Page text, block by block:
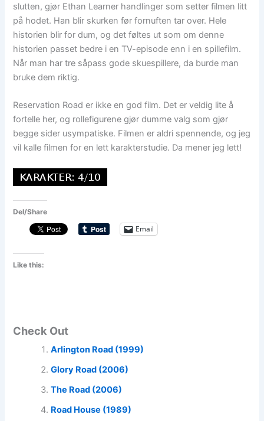
slutten, gjør Ethan Learner handlinger som setter filmen litt
på hodet. Han blir skurken før fornuften tar over. Hele
historien blir for dum, og det føltes ut som om denne
historien passet bedre i en TV-episode enn i en spillefilm.
Når man har tre såpass gode skuespillere, da burde man
bruke dem riktig.
Reservation Road er ikke en god film. Det er veldig lite å
fortelle her, og rollefigurene gjør dumme valg som gjør
begge sider usympatiske. Filmen er aldri spennende, og jeg
vil kalle filmen for en lett karakterstudie. Da mener jeg lett!
Del/Share
Email
Like this:
Check Out
Arlington Road (1999)
Glory Road (2006)
The Road (2006)
Road House (1989)